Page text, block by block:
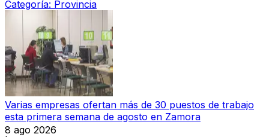
Categoría: Provincia
Varias empresas ofertan más de 30 puestos de trabajo
esta primera semana de agosto en Zamora
8 ago 2026